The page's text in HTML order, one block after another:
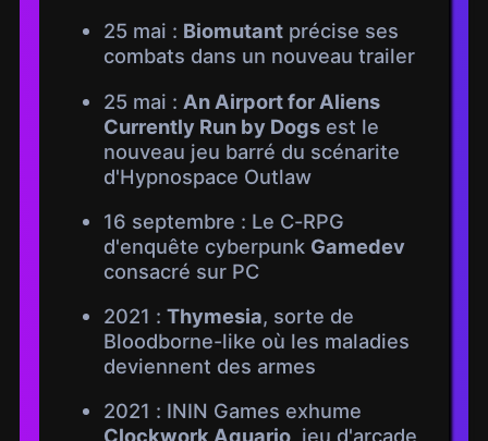
25 mai : Biomutantprécise ses
combats dans un nouveau trailer
25 mai : An Airport for Aliens
Currently Run by Dogsest le
nouveau jeu barré du scénarite
d'Hypnospace Outlaw
16 septembre : Le C-RPG
d'enquête cyberpunk Gamedev
consacré sur PC
2021 : Thymesia, sorte de
Bloodborne-like où les maladies
deviennent des armes
2021 : ININ Games exhume
Clockwork Aquario, jeu d'arcade